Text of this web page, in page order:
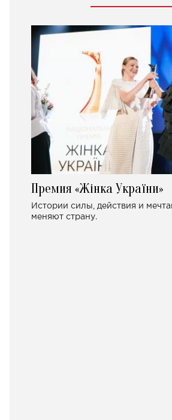
Премия «Жінка України»
Истории силы, действия и
меняют страну.